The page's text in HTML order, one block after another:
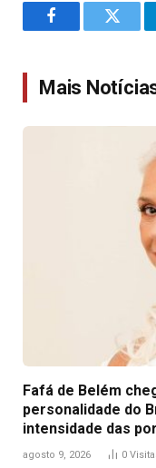
Facebook
Mais
Fafá de Belém
personalidade do
intensidade das
agosto 9, 2026 0